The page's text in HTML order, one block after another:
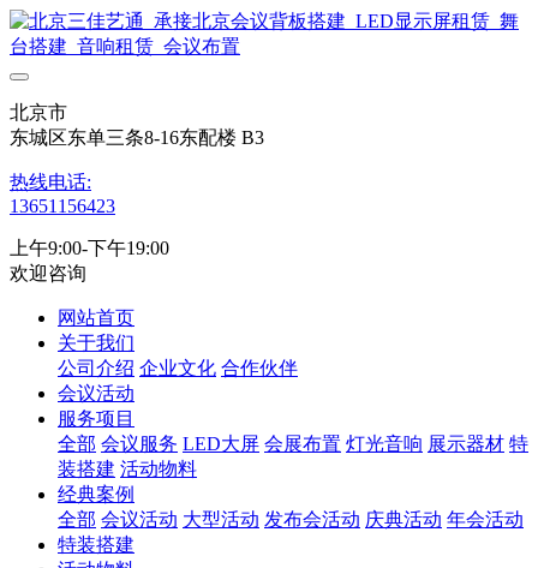
北京市
东城区东单三条8-16东配楼 B3
热线电话:
13651156423
上午9:00-下午19:00
欢迎咨询
网站首页
关于我们
公司介绍 企业文化 合作伙伴
会议活动
服务项目
全部 会议服务 LED大屏 会展布置 灯光音响 展示器材 特
装搭建 活动物料
经典案例
全部 会议活动 大型活动 发布会活动 庆典活动 年会活动
特装搭建